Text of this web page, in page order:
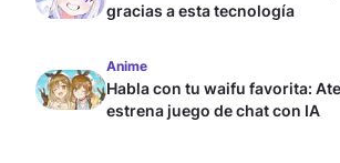
gracias a esta tecnología
Anime
Habla con tu waifu favorita:
estrena juego de chat con IA